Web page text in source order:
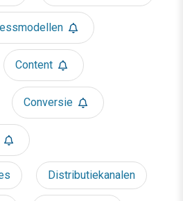
Content
Conversie
Distributiekanalen